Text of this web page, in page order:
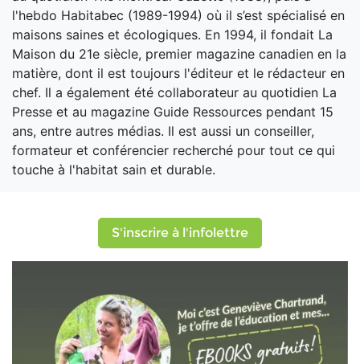
l'hebdo Habitabec (1989-1994) où il s’est spécialisé en
maisons saines et écologiques. En 1994, il fondait La
Maison du 21e siècle, premier magazine canadien en la
matière, dont il est toujours l'éditeur et le rédacteur en
chef. Il a également été collaborateur au quotidien La
Presse et au magazine Guide Ressources pendant 15
ans, entre autres médias. Il est aussi un conseiller,
formateur et conférencier recherché pour tout ce qui
touche à l'habitat sain et durable.
S'inscrire à l'infolettre